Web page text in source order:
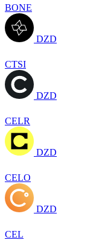
BONE
DZD
CTSI
DZD
CELR
DZD
CELO
DZD
CEL